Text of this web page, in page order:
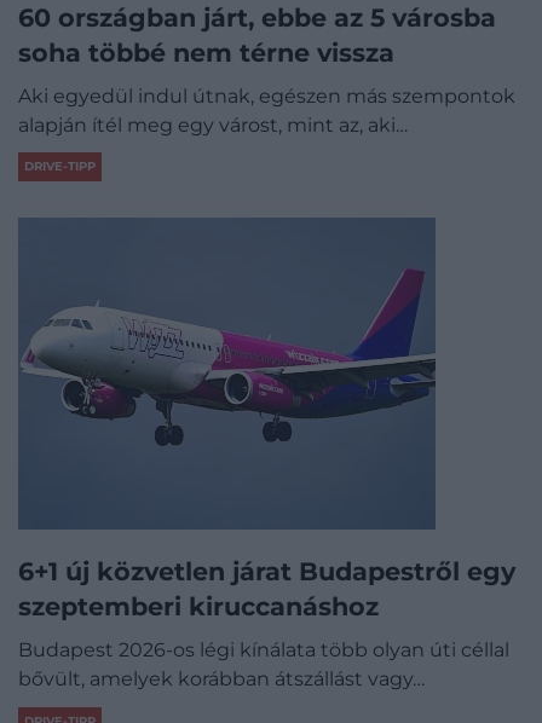
60 országban járt, ebbe az 5 városba
soha többé nem térne vissza
Aki egyedül indul útnak, egészen más szempontok
alapján ítél meg egy várost, mint az, aki…
DRIVE-TIPP
6+1 új közvetlen járat Budapestről egy
szeptemberi kiruccanáshoz
Budapest 2026-os légi kínálata több olyan úti céllal
bővült, amelyek korábban átszállást vagy…